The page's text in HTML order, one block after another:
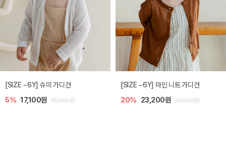
밀라 아기 점프수트
10% 30,600원 34,000원
밀라 아기 셋업
40% 26,400원 44,000원